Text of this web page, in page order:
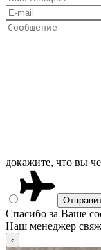
докажите, что вы
Спасибо за Ваше
Наш менеджер